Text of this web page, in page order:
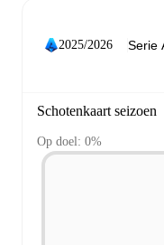
2025/2026
Schotenkaart seizoen
Op doel: 0%